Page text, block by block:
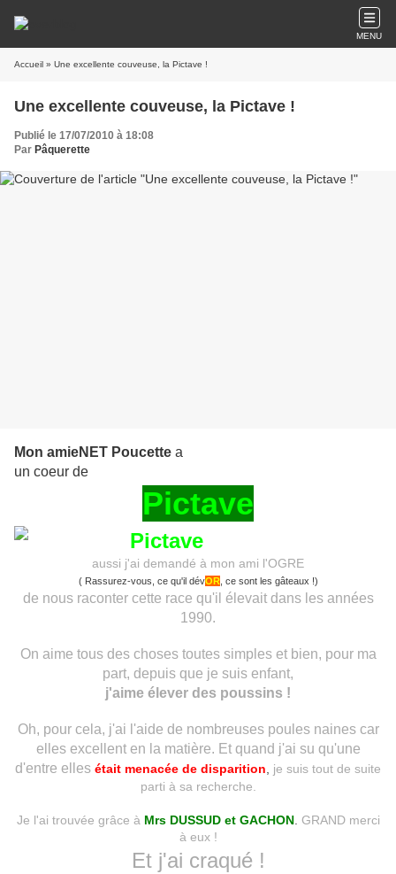
MENU
Accueil » Une excellente couveuse, la Pictave !
Une excellente couveuse, la Pictave !
Publié le 17/07/2010 à 18:08
Par Pâquerette
Mon amieNET Poucette a
un coeur de
Pictave
aussi j'ai demandé à mon ami l'OGRE
( Rassurez-vous, ce qu'il dévOR, ce sont les gâteaux !)
de nous raconter cette race qu'il élevait dans les années
1990.
On aime tous des choses toutes simples et bien, pour ma
part, depuis que je suis enfant,
j'aime élever des poussins !
Oh, pour cela, j'ai l'aide de nombreuses poules naines car
elles excellent en la matière. Et quand j'ai su qu'une
d'entre elles était menacée de disparition
je suis tout de suite
parti à sa recherche.
Je l'ai trouvée grâce à Mrs DUSSUD et GACHON. GRAND merci
à eux !
Et j'ai craqué !